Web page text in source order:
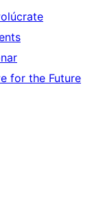
for the Future